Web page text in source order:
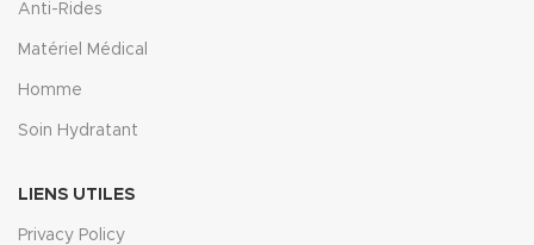
Anti-Rides
Matériel Médical
Homme
Soin Hydratant
LIENS UTILES
Privacy Policy